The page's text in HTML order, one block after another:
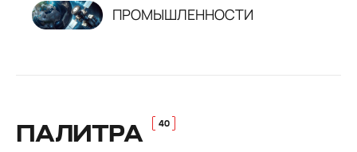
ПРОМЫШЛЕННОСТИ
ПАЛИТРА